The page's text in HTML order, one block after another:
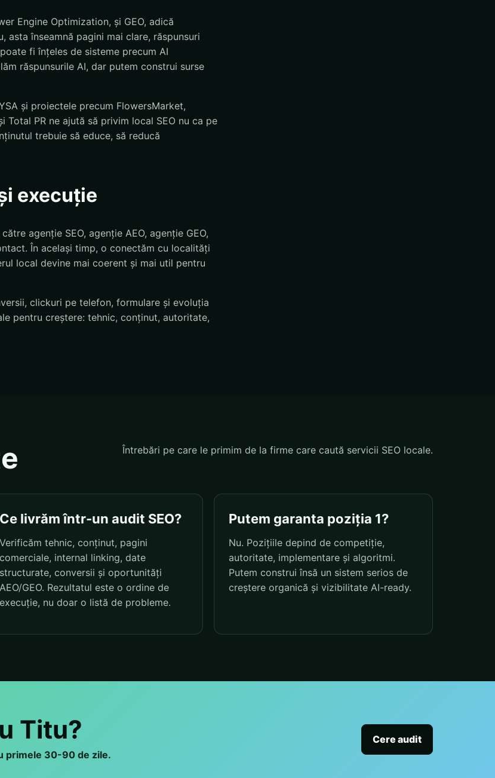
Engine Optimization, și GEO, adică
asta înseamnă pagini mai clare, răspunsuri
fi înțeles de sisteme precum AI
răspunsurile AI, dar putem construi surse
și proiectele precum FlowersMarket,
Total PR ne ajută să privim local SEO nu ca pe
trebuie să educe, să reducă
execuție
agenție SEO, agenție AEO, agenție GEO,
În același timp, o conectăm cu localități
local devine mai coerent și mai util pentru
clickuri pe telefon, formulare și evoluția
pentru creștere: tehnic, conținut, autoritate,
Întrebări pe care le primim de la firme care caută servicii SEO locale.
Ce livrăm într-un audit SEO?
Verificăm tehnic, conținut, pagini
comerciale, internal linking, date
structurate, conversii și oportunități
AEO/GEO. Rezultatul este o ordine de
execuție, nu doar o listă de probleme.
Putem garanta poziția 1?
Nu. Pozițiile depind de competiție,
autoritate, implementare și algoritmi.
Putem construi însă un sistem serios de
creștere organică și vizibilitate AI-ready.
Titu?
primele 30-90 de zile.
Cere audit